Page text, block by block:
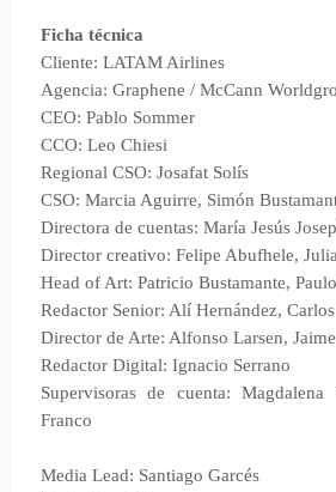
Ficha técnica
Cliente: LATAM Airlines
Agencia: Graphene / McCann
CEO: Pablo Sommer
CCO: Leo Chiesi
Regional CSO: Josafat Solís
CSO: Marcia Aguirre, Simón
Directora de cuentas: María Jesús
Director creativo: Felipe Abufhele,
Head of Art: Patricio Bustamante,
Redactor Senior: Alí Hernández,
Director de Arte: Alfonso Larsen,
Redactor Digital: Ignacio Serrano
Supervisoras de cuenta: Magdalena
Franco
Media Lead: Santiago Garcés